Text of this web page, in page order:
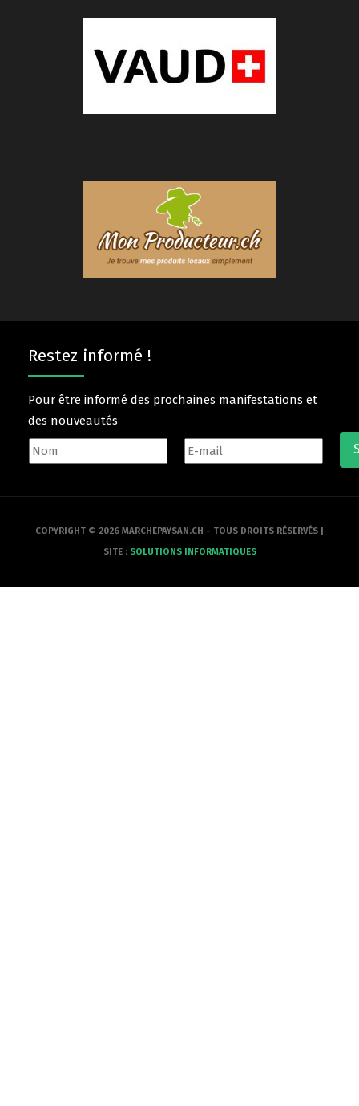
Restez informé !
Pour être informé des prochaines manifestations et
des nouveautés
COPYRIGHT © 2026 MARCHEPAYSAN.CH - TOUS DROITS RÉSERVÉS |
SITE : SOLUTIONS INFORMATIQUES